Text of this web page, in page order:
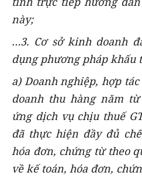
này;
…3. Cơ sở kinh doanh
dụng phương pháp khấu
a) Doanh nghiệp, hợp
doanh thu hàng năm
ứng dịch vụ chịu thuế
đã thực hiện đầy đủ
hóa đơn, chứng từ theo
về kế toán, hóa đơn,